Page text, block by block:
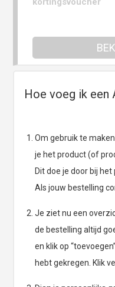
Hoe voeg ik
Om gebruik te
je het product (of
Dit doe je door bij het
Als jouw bestelling
Je ziet nu een
de bestelling altijd
en klik op
hebt gekregen. Klik